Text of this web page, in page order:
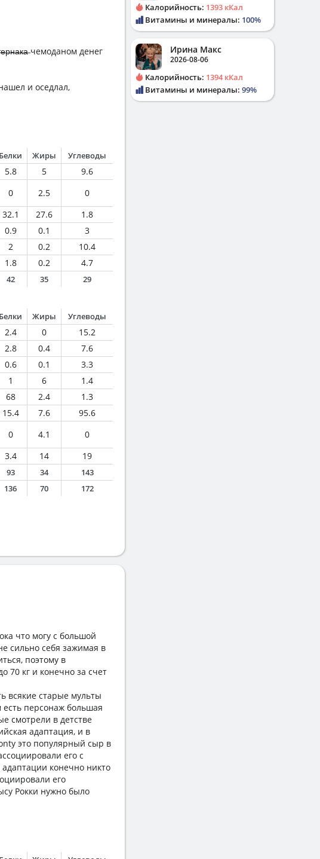
чемоданом денег
и оседлал,
Белки Жиры Углеводы
5.8 5
9.6
0 2.5
0
32.1 27.6
1.8
0.9 0.1
3
2 0.2
10.4
1.8 0.2
4.7
42 35 29
Белки Жиры Углеводы
2.4 0
15.2
2.8 0.4
7.6
0.6 0.1
3.3
1 6
1.4
68 2.4
1.3
15.4 7.6
95.6
0 4.1
0
3.4 14
19
93 34 143
136 70 172
что могу с большой
сильно себя зажимая в
поэтому в
70 кг и конечно за счет
всякие старые мульты
персонаж большая
смотрели в детстве
адаптация, и в
это популярный сыр в
его с
конечно никто
его
Рокки нужно было
Калорийность: 1393 кКал
Витамины и минералы: 100%
Ирина Макс
2026-08-06
Калорийность: 1394 кКал
Витамины и минералы: 99%